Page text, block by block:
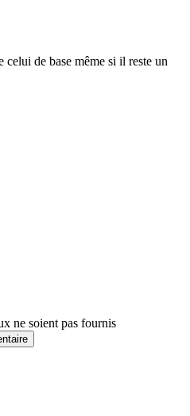
de base même si il reste un
ne soient pas fournis